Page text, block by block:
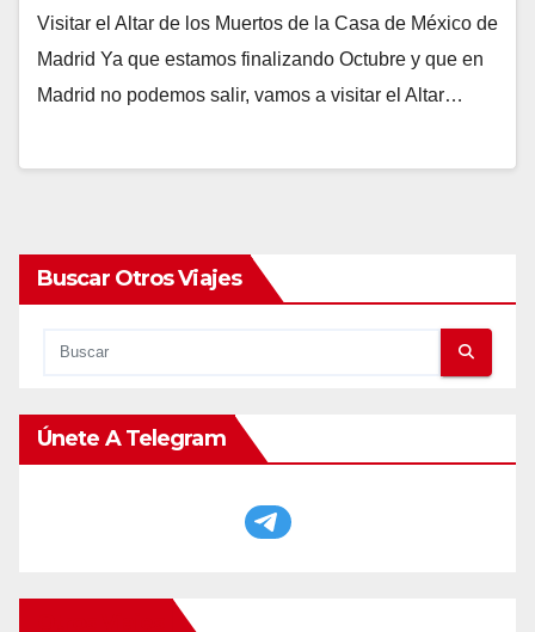
Visitar el Altar de los Muertos de la Casa de México de
Madrid Ya que estamos finalizando Octubre y que en
Madrid no podemos salir, vamos a visitar el Altar…
Buscar Otros Viajes
Únete A Telegram